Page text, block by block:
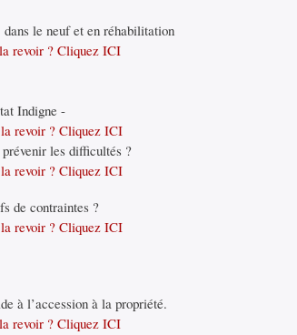
le neuf et en réhabilitation
revoir ? Cliquez ICI
Indigne -
la revoir ? Cliquez ICI
les difficultés ?
la revoir ? Cliquez ICI
de contraintes ?
la revoir ? Cliquez ICI
à l’accession à la propriété.
revoir ? Cliquez ICI